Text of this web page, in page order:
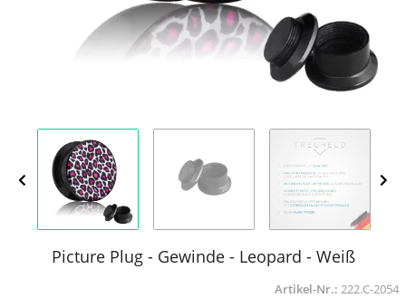
Picture Plug - Gewinde - Leopard - Weiß
Artikel-Nr.: 222.C-2054